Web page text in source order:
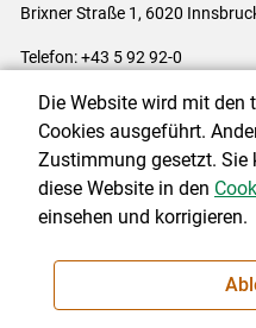
Brixner Straße 1, 6020
Telefon: +43 5 92 92-0
Impressum|Kontakt|
Cookie-Einstellungen
NEWSLETTER
Die Website wird mit den
Cookies ausgeführt.
Zustimmung gesetzt. Sie
diese Website in den
einsehen und korrigieren.